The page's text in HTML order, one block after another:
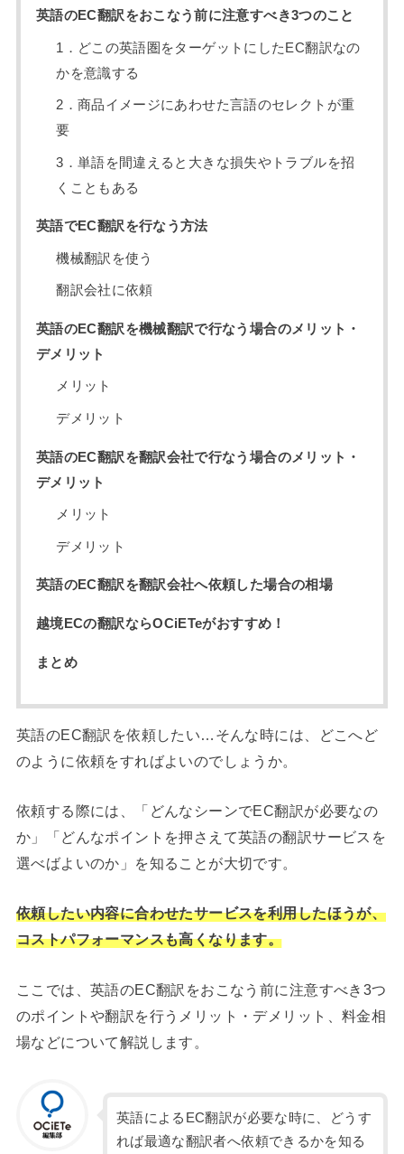
英語のEC翻訳をおこなう前に注意すべき3つのこと
1．どこの英語圏をターゲットにしたEC翻訳なの
かを意識する
2．商品イメージにあわせた言語のセレクトが重
要
3．単語を間違えると大きな損失やトラブルを招
くこともある
英語でEC翻訳を行なう方法
機械翻訳を使う
翻訳会社に依頼
英語のEC翻訳を機械翻訳で行なう場合のメリット・
デメリット
メリット
デメリット
英語のEC翻訳を翻訳会社で行なう場合のメリット・
デメリット
メリット
デメリット
英語のEC翻訳を翻訳会社へ依頼した場合の相場
越境ECの翻訳ならOCiETeがおすすめ！
まとめ
英語のEC翻訳を依頼したい…そんな時には、どこへど
のように依頼をすればよいのでしょうか。
依頼する際には、「どんなシーンでEC翻訳が必要なの
か」「どんなポイントを押さえて英語の翻訳サービスを
選べばよいのか」を知ることが大切です。
依頼したい内容に合わせたサービスを利用したほうが、
コストパフォーマンスも高くなります。
ここでは、英語のEC翻訳をおこなう前に注意すべき3つ
のポイントや翻訳を行うメリット・デメリット、料金相
場などについて解説します。
英語によるEC翻訳が必要な時に、どうす
れば最適な翻訳者へ依頼できるかを知る